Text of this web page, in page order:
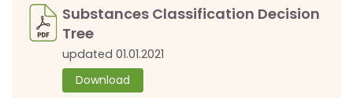
Substances Classification Decision
Tree
updated 01.01.2021
Download